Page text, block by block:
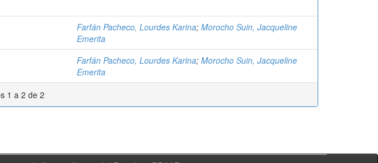
Farfán Pacheco, Lourdes Karina; Morocho Suin, Jacqueline
Emerita
Farfán Pacheco, Lourdes Karina; Morocho Suin, Jacqueline
Emerita
1 a 2 de 2